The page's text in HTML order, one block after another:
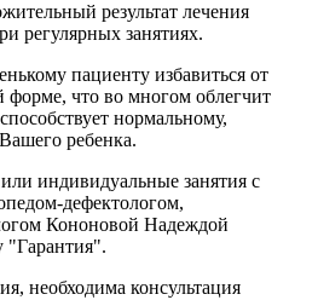
результат лечения
регулярных занятиях.
пациенту избавиться от
форме, что во многом облегчит
нормальному,
ребенка.
индивидуальные занятия с
дефектологом,
Кононовой Надеждой
"Гарантия".
необходима консультация